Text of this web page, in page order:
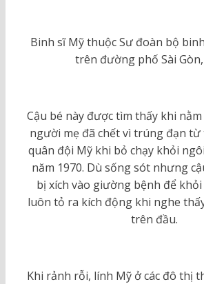
Binh sĩ Mỹ thuộc Sư đoàn bộ
trên đường phố Sài Gòn,
Cậu bé này được tìm thấy khi
người mẹ đã chết vì trúng đạn
quân đội Mỹ khi bỏ chạy khỏi
năm 1970. Dù sống sót nhưng
bị xích vào giường bệnh để khỏi
luôn tỏ ra kích động khi nghe
trên đầu.
Khi rảnh rỗi, lính Mỹ ở các đô thị